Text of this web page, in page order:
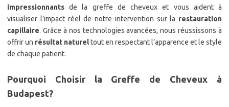
impressionnants de la greffe de cheveux et vous aident à
visualiser l’impact réel de notre intervention sur la restauration
capillaire. Grâce à nos technologies avancées, nous réussissons à
offrir un résultat natureltout en respectant l’apparence et le style
de chaque patient.
Pourquoi Choisir la Greffe de Cheveux à
Budapest?